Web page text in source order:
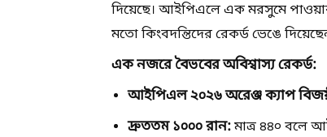
দিয়েছে। আইপিএলে এক মরসুমে পাওয়ার
মতো কিংবদন্তিদের রেকর্ড ভেঙে
এক নজরে বৈভবের অবিশ্বাস্য রেকর্ড:
আইপিএল ২০২৬ অরেঞ্জ ক্যাপ
দ্রুততম ১০০০ রান:মাত্র ৪৪০ বলে